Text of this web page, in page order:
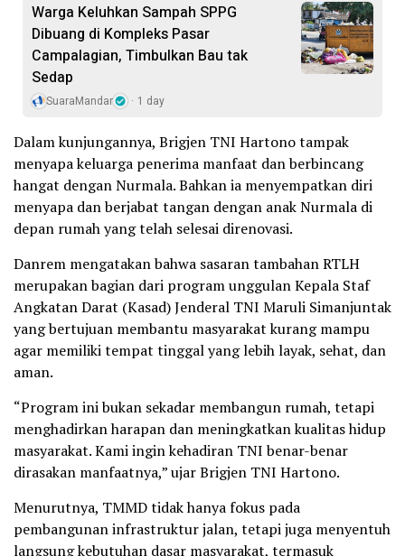
Warga Keluhkan Sampah SPPG
Dibuang di Kompleks Pasar
Campalagian, Timbulkan Bau tak
Sedap
SuaraMandar 1 day
Dalam kunjungannya, Brigjen TNI Hartono tampak
menyapa keluarga penerima manfaat dan berbincang
hangat dengan Nurmala. Bahkan ia menyempatkan diri
menyapa dan berjabat tangan dengan anak Nurmala di
depan rumah yang telah selesai direnovasi.
Danrem mengatakan bahwa sasaran tambahan RTLH
merupakan bagian dari program unggulan Kepala Staf
Angkatan Darat (Kasad) Jenderal TNI Maruli Simanjuntak
yang bertujuan membantu masyarakat kurang mampu
agar memiliki tempat tinggal yang lebih layak, sehat, dan
aman.
“Program ini bukan sekadar membangun rumah, tetapi
menghadirkan harapan dan meningkatkan kualitas hidup
masyarakat. Kami ingin kehadiran TNI benar-benar
dirasakan manfaatnya,” ujar Brigjen TNI Hartono.
Menurutnya, TMMD tidak hanya fokus pada
pembangunan infrastruktur jalan, tetapi juga menyentuh
langsung kebutuhan dasar masyarakat, termasuk